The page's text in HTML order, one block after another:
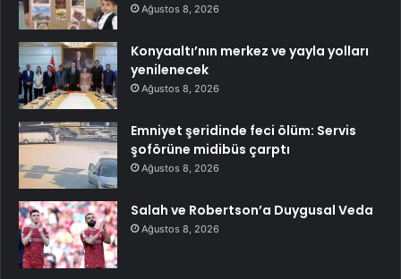
Ağustos 8, 2026
Konyaaltı’nın merkez ve yayla yolları
yenilenecek
Ağustos 8, 2026
Emniyet şeridinde feci ölüm: Servis
şoförüne midibüs çarptı
Ağustos 8, 2026
Salah ve Robertson’a Duygusal Veda
Ağustos 8, 2026